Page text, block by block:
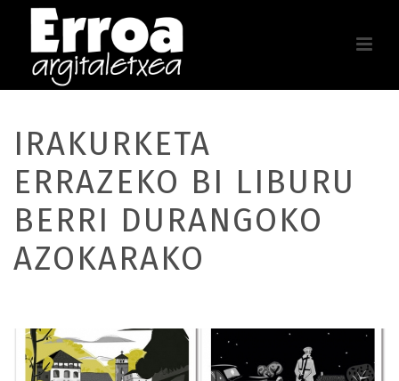
IRAKURKETA
ERRAZEKO BI LIBURU
BERRI DURANGOKO
AZOKARAKO